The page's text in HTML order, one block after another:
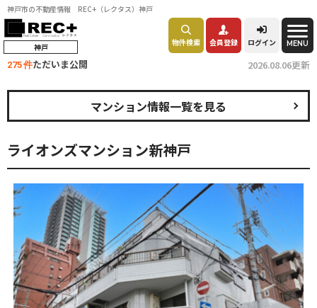
神戸市の不動産情報 REC+（レクタス）神戸
神戸 物件検索 会員登録 ログイン MENU
275 件ただいま公開 2026.08.06更新
ライオンズマンション新神戸
マンション情報一覧を見る